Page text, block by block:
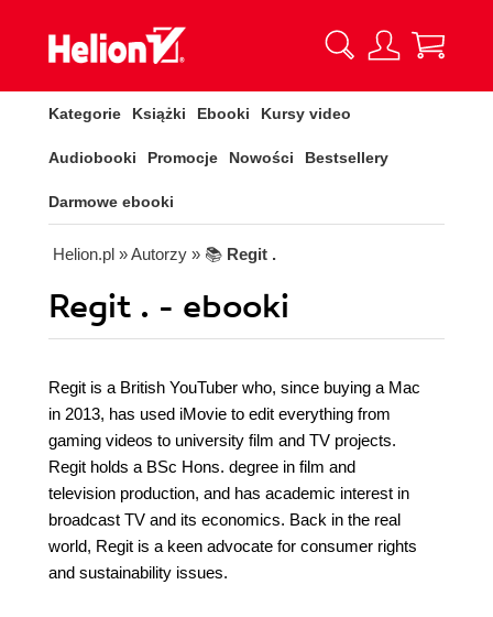
Kategorie Książki Ebooki Kursy video
Audiobooki Promocje Nowości Bestsellery
Darmowe ebooki
Helion.pl » Autorzy » 📚 Regit .
Regit . - ebooki
Regit is a British YouTuber who, since buying a Mac
in 2013, has used iMovie to edit everything from
gaming videos to university film and TV projects.
Regit holds a BSc Hons. degree in film and
television production, and has academic interest in
broadcast TV and its economics. Back in the real
world, Regit is a keen advocate for consumer rights
and sustainability issues.